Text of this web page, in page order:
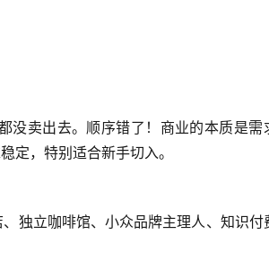
卖出去。顺序错了！ 商业的本质是需
定，特别适合新手切入。
独立咖啡馆、小众品牌主理人、知识付